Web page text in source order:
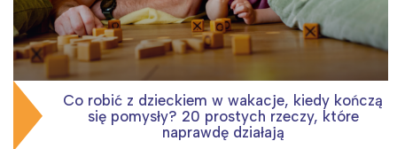
Co robić z dzieckiem w wakacje, kiedy kończą
się pomysły? 20 prostych rzeczy, które
naprawdę działają